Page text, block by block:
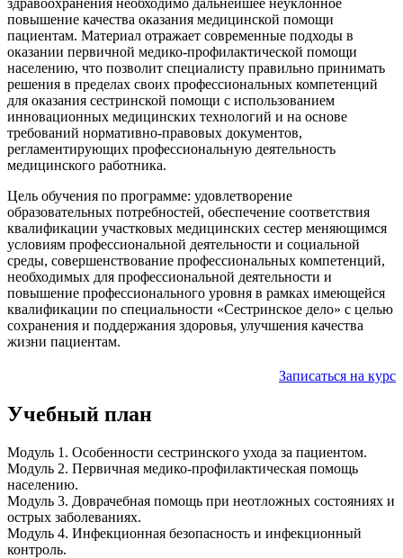
повышение качества оказания медицинской помощи
пациентам. Материал отражает современные подходы в
оказании первичной медико-профилактической помощи
населению, что позволит специалисту правильно принимать
решения в пределах своих профессиональных компетенций
для оказания сестринской помощи с использованием
инновационных медицинских технологий и на основе
требований нормативно-правовых документов,
регламентирующих профессиональную деятельность
медицинского работника.
Цель обучения по программе: удовлетворение
образовательных потребностей, обеспечение соответствия
квалификации участковых медицинских сестер меняющимся
условиям профессиональной деятельности и социальной
среды, совершенствование профессиональных компетенций,
необходимых для профессиональной деятельности и
повышение профессионального уровня в рамках имеющейся
квалификации по специальности «Сестринское дело» с целью
сохранения и поддержания здоровья, улучшения качества
жизни пациентам.
Записаться на курс
Учебный план
Модуль 1. Особенности сестринского ухода за пациентом.
Модуль 2. Первичная медико-профилактическая помощь
населению.
Модуль 3. Доврачебная помощь при неотложных состояниях и
острых заболеваниях.
Модуль 4. Инфекционная безопасность и инфекционный
контроль.